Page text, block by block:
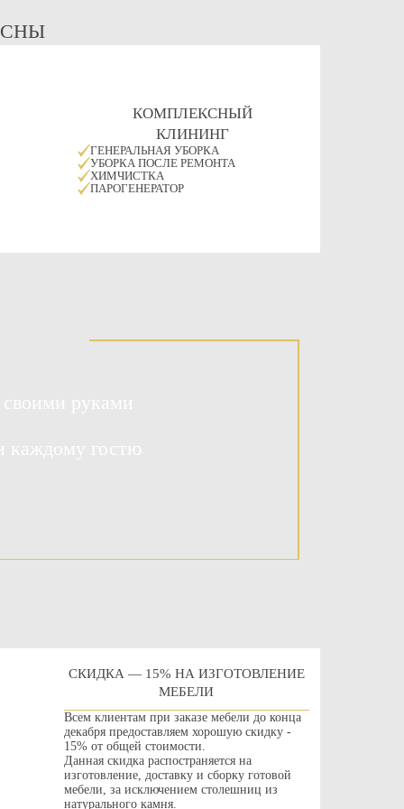
КОМПЛЕКСНЫЙ
КЛИНИНГ
ГЕНЕРАЛЬНАЯ УБОРКА
УБОРКА ПОСЛЕ РЕМОНТА
ХИМЧИСТКА
ПАРОГЕНЕРАТОР
СКИДКА — 15% НА ИЗГОТОВЛЕНИЕ
МЕБЕЛИ
Всем клиентам при заказе мебели до конца
декабря предоставляем хорошую скидку -
15% от общей стоимости.
Данная скидка распостраняется на
изготовление, доставку и сборку готовой
мебели, за исключением столешниц из
натурального камня.